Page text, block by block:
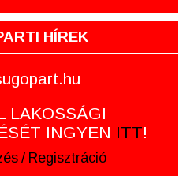
HÍREK
LAKOSSÁGI
INGYEN ITT!
/ Regisztráció